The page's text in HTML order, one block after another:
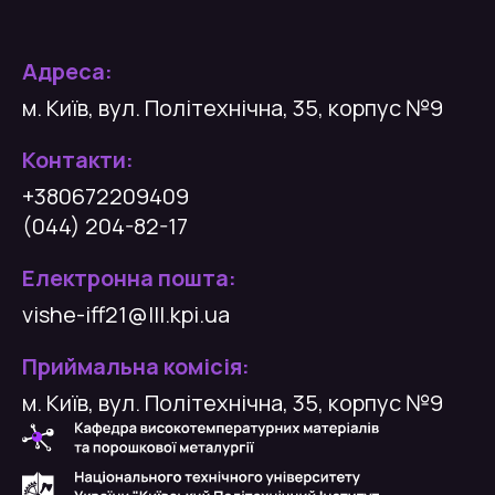
Адреса:
м. Київ, вул. Політехнічна, 35, корпус №9
Контакти:
+380672209409
(044) 204-82-17
Електронна пошта:
vishe-iff21@lll.kpi.ua
Приймальна комісія:
м. Київ, вул. Політехнічна, 35, корпус №9